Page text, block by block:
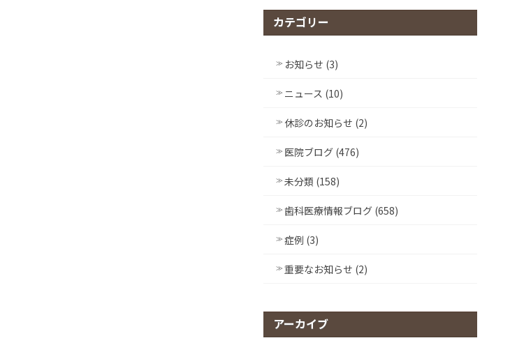
カテゴリー
お知らせ (3)
ニュース (10)
休診のお知らせ (2)
医院ブログ (476)
未分類 (158)
歯科医療情報ブログ (658)
症例 (3)
重要なお知らせ (2)
アーカイブ